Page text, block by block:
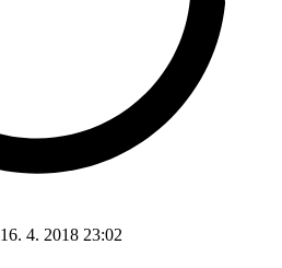
16. 4. 2018 23:02